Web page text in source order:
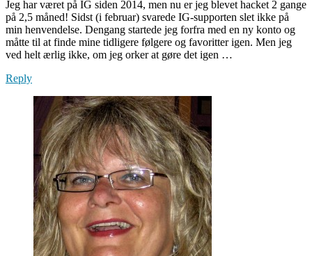
Jeg har været på IG siden 2014, men nu er jeg blevet hacket 2 gange
på 2,5 måned! Sidst (i februar) svarede IG-supporten slet ikke på
min henvendelse. Dengang startede jeg forfra med en ny konto og
måtte til at finde mine tidligere følgere og favoritter igen. Men jeg
ved helt ærlig ikke, om jeg orker at gøre det igen …
Reply